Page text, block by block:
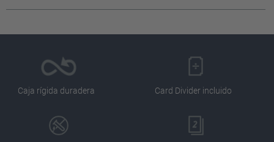
Caja rígida duradera Card Divider incluido